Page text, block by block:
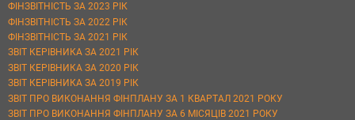
ФІНЗВІТНІСТЬ ЗА 2023 РІК
ФІНЗВІТНІСТЬ ЗА 2022 РІК
ФІНЗВІТНІСТЬ ЗА 2021 РІК
ЗВІТ КЕРІВНИКА ЗА 2021 РІК
ЗВІТ КЕРІВНИКА ЗА 2020 РІК
ЗВІТ КЕРІВНИКА ЗА 2019 РІК
ЗВІТ ПРО ВИКОНАННЯ ФІНПЛАНУ ЗА 1 КВАРТАЛ 2021 РОКУ
ЗВІТ ПРО ВИКОНАННЯ ФІНПЛАНУ ЗА 6 МІСЯЦІВ 2021 РОКУ